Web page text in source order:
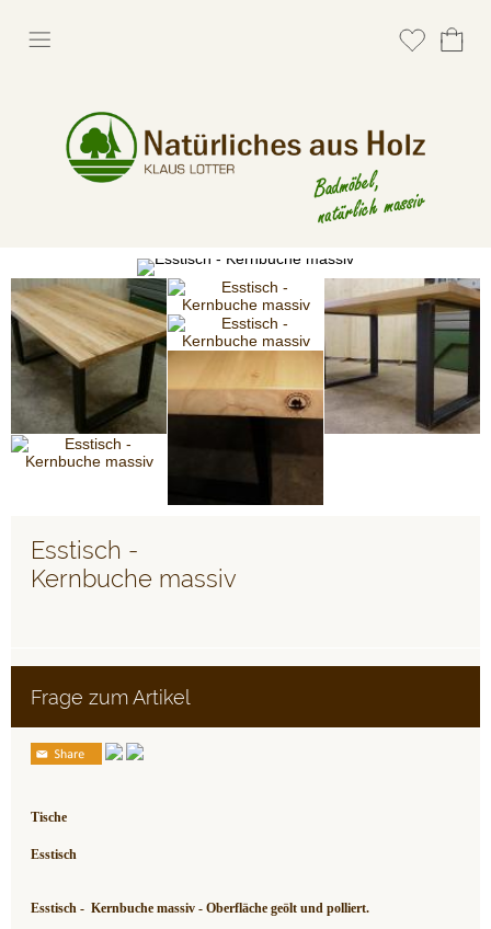
Esstisch -
Kernbuche massiv
Frage zum Artikel
Tische
Esstisch
Esstisch - Kernbuche massiv - Oberfläche geölt und polliert.